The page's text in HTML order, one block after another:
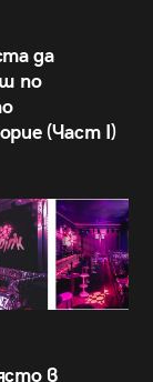
да
по
(Част I)
в